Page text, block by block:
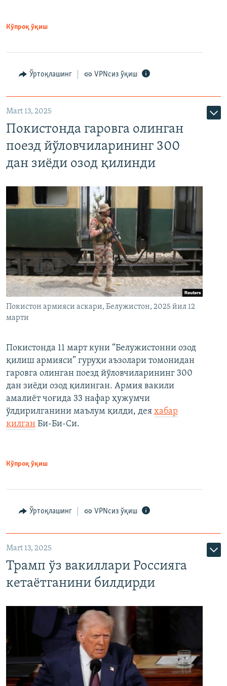
Кўпроқ ўқиш
Ўртоқлашинг VPNсиз ўқиш
Mart 13, 2025
Покистонда гаровга олинган
поезд йўловчиларининг 300
дан зиёди озод қилинди
Покистон армияси аскари, Белужистон, 2025 йил 12
марти
Покистонда 11 март куни “Белужистонни озод
қилиш армияси” гуруҳи аъзолари томонидан
гаровга олинган поезд йўловчиларининг 300
дан зиёди озод қилинган. Армия вакили
амалиёт чоғида 33 нафар ҳужумчи
ўлдирилганини маълум қилди, дея хабар
қилган Би-Би-Си.
Кўпроқ ўқиш
Ўртоқлашинг VPNсиз ўқиш
Mart 13, 2025
Трамп ўз вакиллари Россияга
кетаётганини билдирди